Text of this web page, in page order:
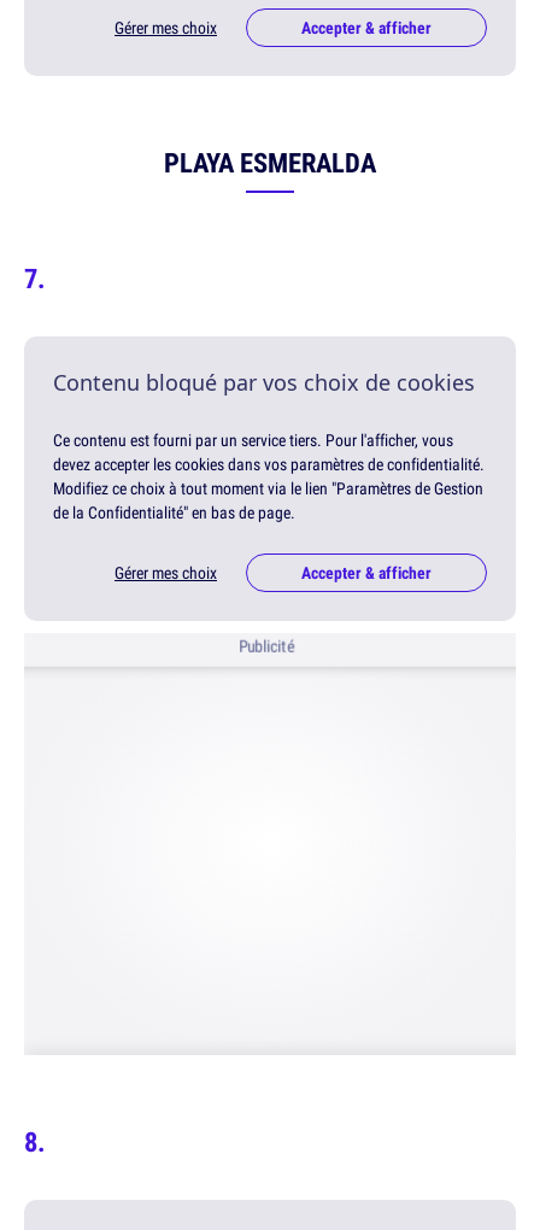
Gérer mes choix Accepter & afficher
PLAYA ESMERALDA
Contenu bloqué par vos choix de cookies
Ce contenu est fourni par un service tiers. Pour l'afficher, vous
devez accepter les cookies dans vos paramètres de confidentialité.
Modifiez ce choix à tout moment via le lien "Paramètres de Gestion
de la Confidentialité" en bas de page.
Gérer mes choix Accepter & afficher
Publicité